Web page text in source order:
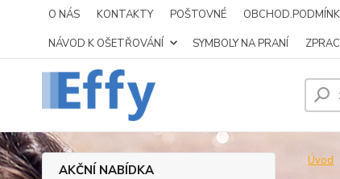
O NÁS KONTAKTY POŠTOVNÉ
NÁVOD K OŠETŘOVÁNÍ
SYMBOLY NA PRANÍ
AKČNÍ NABÍDKA
Úvod